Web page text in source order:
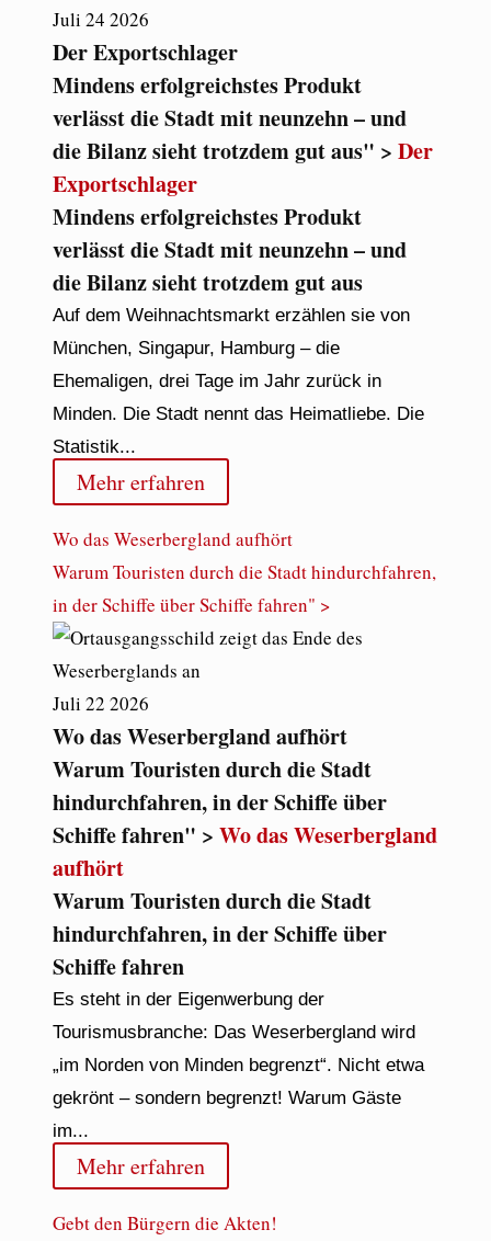
Juli 24 2026
Der Exportschlager
Mindens erfolgreichstes Produkt
verlässt die Stadt mit neunzehn – und
die Bilanz sieht trotzdem gut aus" > Der
Exportschlager
Mindens erfolgreichstes Produkt
verlässt die Stadt mit neunzehn – und
die Bilanz sieht trotzdem gut aus
Auf dem Weihnachtsmarkt erzählen sie von
München, Singapur, Hamburg – die
Ehemaligen, drei Tage im Jahr zurück in
Minden. Die Stadt nennt das Heimatliebe. Die
Statistik...
Mehr erfahren
Wo das Weserbergland aufhört
Warum Touristen durch die Stadt hindurchfahren,
in der Schiffe über Schiffe fahren" >
Juli 22 2026
Wo das Weserbergland aufhört
Warum Touristen durch die Stadt
hindurchfahren, in der Schiffe über
Schiffe fahren" > Wo das Weserbergland
aufhört
Warum Touristen durch die Stadt
hindurchfahren, in der Schiffe über
Schiffe fahren
Es steht in der Eigenwerbung der
Tourismusbranche: Das Weserbergland wird
„im Norden von Minden begrenzt“. Nicht etwa
gekrönt – sondern begrenzt! Warum Gäste
im...
Mehr erfahren
Gebt den Bürgern die Akten!